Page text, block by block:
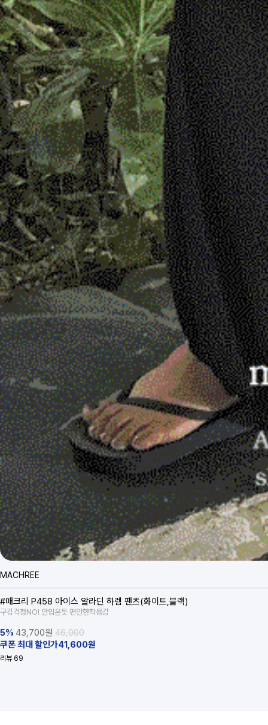
MACHREE
#매크리 P458 아이스 알라딘 하렘 팬츠(화이트,블랙)
구김걱정NO! 안입은듯 편안한착용감
5% 43,700원 46,000
쿠폰 최대 할인가41,600원
리뷰 69